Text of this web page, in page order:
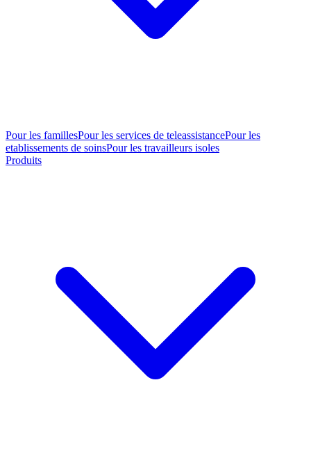
Pour les famillesPour les services de teleassistancePour les
etablissements de soinsPour les travailleurs isoles
Produits